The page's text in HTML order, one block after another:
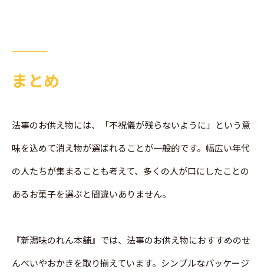
まとめ
法事のお供え物には、「不祝儀が残らないように」という意
味を込めて消え物が選ばれることが一般的です。幅広い年代
の人たちが集まることも考えて、多くの人が口にしたことの
あるお菓子を選ぶと間違いありません。
『新潟味のれん本舗』では、法事のお供え物におすすめのせ
んべいやおかきを取り揃えています。シンプルなパッケージ